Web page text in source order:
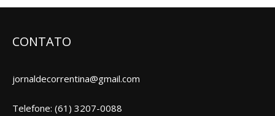
CONTATO
jornaldecorrentina@gmail.com
Telefone: (61) 3207-0088